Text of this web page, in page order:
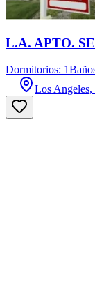
L.A. APTO.
Dormitorios: 1
Los